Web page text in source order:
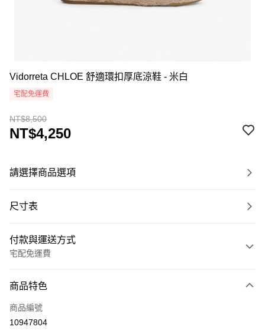
Vidorreta CHLOE 舒適環扣厚底涼鞋 - 米白
宅配免運費
NT$8,500
NT$4,250
請選擇商品選項
尺寸表
付款與運送方式
宅配免運費
信用卡一次付款
Apple Pay
商品特色
商品編號
10947804